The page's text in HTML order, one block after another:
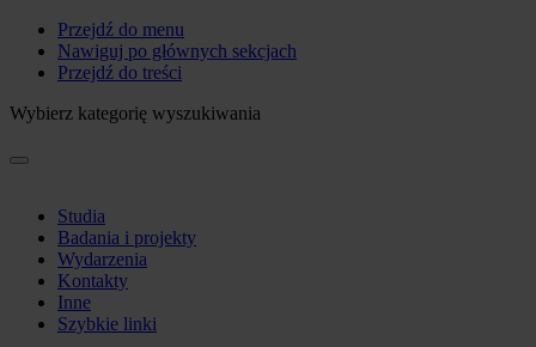
Przejdź do menu
Nawiguj po głównych sekcjach
Przejdź do treści
Wybierz kategorię wyszukiwania
Studia
Badania i projekty
Wydarzenia
Kontakty
Inne
Szybkie linki